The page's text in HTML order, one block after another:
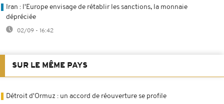
Iran : l'Europe envisage de rétablir les sanctions, la monnaie
dépréciée
02/09 - 16:42
SUR LE MÊME PAYS
Détroit d'Ormuz : un accord de réouverture se profile